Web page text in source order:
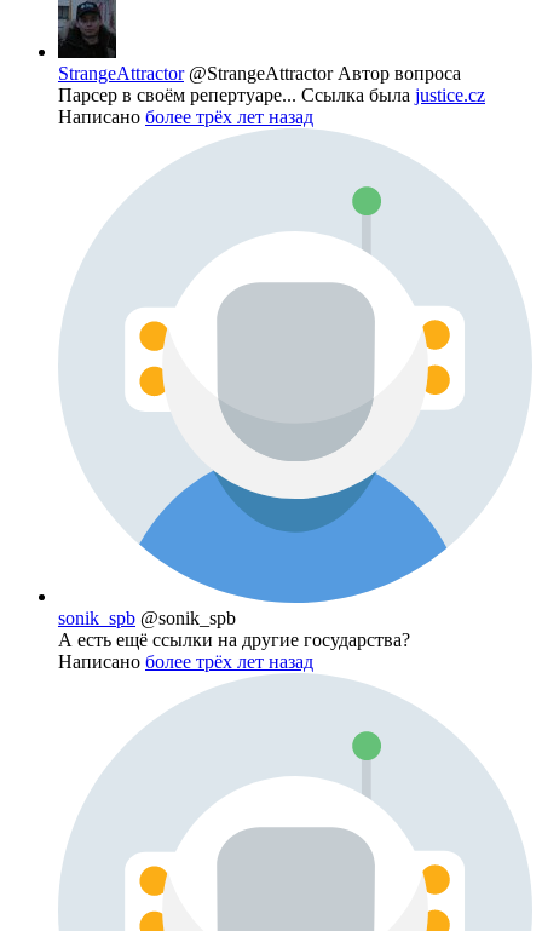
StrangeAttractor @StrangeAttractor Автор вопроса
Парсер в своём репертуаре... Ссылка была justice.cz
Написано более трёх лет назад
sonik_spb @sonik_spb
А есть ещё ссылки на другие государства?
Написано более трёх лет назад